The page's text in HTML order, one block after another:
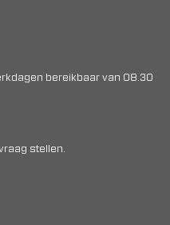
bereikbaar van 08.30
stellen.